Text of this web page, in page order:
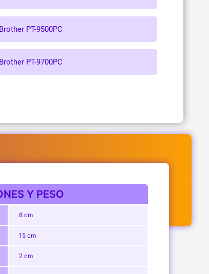
Brother PT-9500PC
Brother PT-9700PC
Y PESO
8 cm
15 cm
2 cm